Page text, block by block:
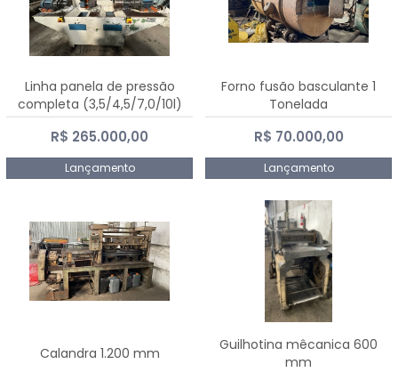
Linha panela de pressão
completa (3,5/4,5/7,0/10l)
R$ 265.000,00
Lançamento
Forno fusão basculante 1
Tonelada
R$ 70.000,00
Lançamento
Calandra 1.200 mm
Guilhotina mêcanica 600
mm